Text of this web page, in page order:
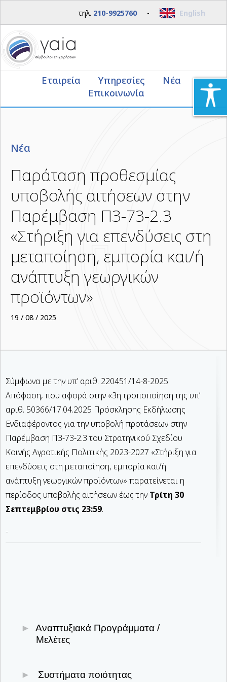
τηλ. 210-9925760- English
Εταιρεία Υπηρεσίες
Νέα
Επικοινωνία
Νέα
Παράταση προθεσμίας
υποβολής αιτήσεων στην
Παρέμβαση Π3-73-2.3
«Στήριξη για επενδύσεις στη
μεταποίηση, εμπορία και/ή
ανάπτυξη γεωργικών
προϊόντων»
19 / 08 / 2025
Σύμφωνα με την υπ’ αριθ. 220451/14-8-2025
Απόφαση, που αφορά στην «3η τροποποίηση της υπ’
αριθ. 50366/17.04.2025 Πρόσκλησης Εκδήλωσης
Ενδιαφέροντος για την υποβολή προτάσεων στην
Παρέμβαση Π3-73-2.3 του Στρατηγικού Σχεδίου
Κοινής Αγροτικής Πολιτικής 2023-2027 «Στήριξη για
επενδύσεις στη μεταποίηση, εμπορία και/ή
ανάπτυξη γεωργικών προϊόντων» παρατείνεται η
περίοδος υποβολής αιτήσεων έως την Τρίτη 30
Σεπτεμβρίου στις 23:59.
-
Αναπτυξιακά Προγράμματα /
Μελέτες
σχεδίων
Συστήματα ποιότητας